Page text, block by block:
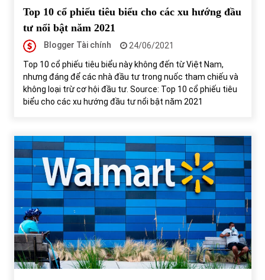
Top 10 cổ phiếu tiêu biểu cho các xu hướng đầu
tư nổi bật năm 2021
Blogger Tài chính
24/06/2021
Top 10 cổ phiếu tiêu biểu này không đến từ Việt Nam,
nhưng đáng để các nhà đầu tư trong nuốc tham chiếu và
không loại trừ cơ hội đầu tư. Source: Top 10 cổ phiếu tiêu
biểu cho các xu hướng đầu tư nổi bật năm 2021